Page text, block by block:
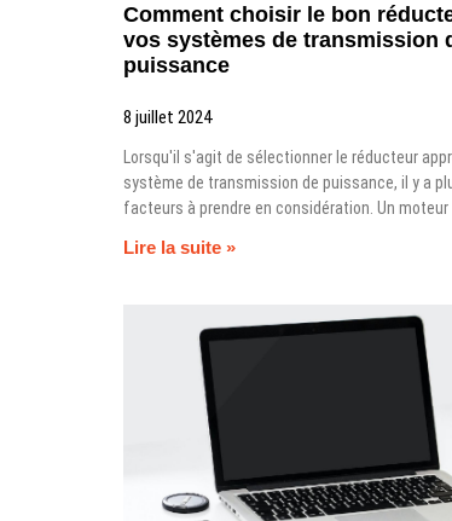
Comment choisir le bon
vos systèmes de transmission
puissance
8 juillet 2024
Lorsqu'il s'agit de sélectionner le réducteur
système de transmission de puissance, il y a
facteurs à prendre en considération. Un moteur
Lire la suite »